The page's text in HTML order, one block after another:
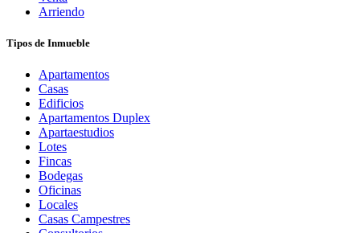
Arriendo
Tipos de Inmueble
Apartamentos
Casas
Edificios
Apartamentos Duplex
Apartaestudios
Lotes
Fincas
Bodegas
Oficinas
Locales
Casas Campestres